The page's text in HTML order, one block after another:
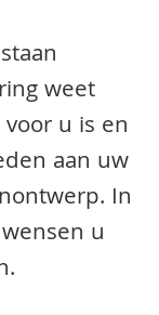
weet
u is en
aan uw
In
u